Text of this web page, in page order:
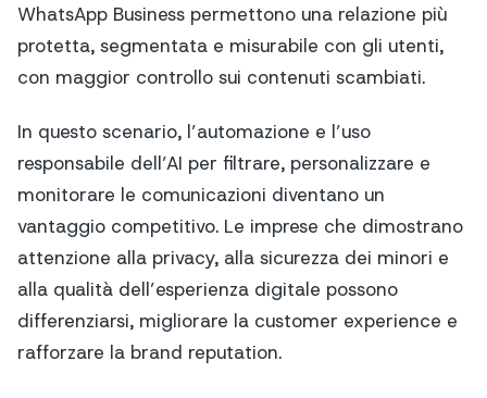
WhatsApp Business permettono una relazione più
protetta, segmentata e misurabile con gli utenti,
con maggior controllo sui contenuti scambiati.
In questo scenario, l’automazione e l’uso
responsabile dell’AI per filtrare, personalizzare e
monitorare le comunicazioni diventano un
vantaggio competitivo. Le imprese che dimostrano
attenzione alla privacy, alla sicurezza dei minori e
alla qualità dell’esperienza digitale possono
differenziarsi, migliorare la customer experience e
rafforzare la brand reputation.